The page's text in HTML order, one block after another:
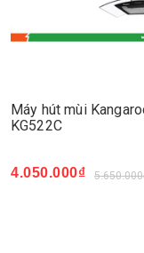
Máy hút mùi
KG522C
4.050.000₫
Mua ngay